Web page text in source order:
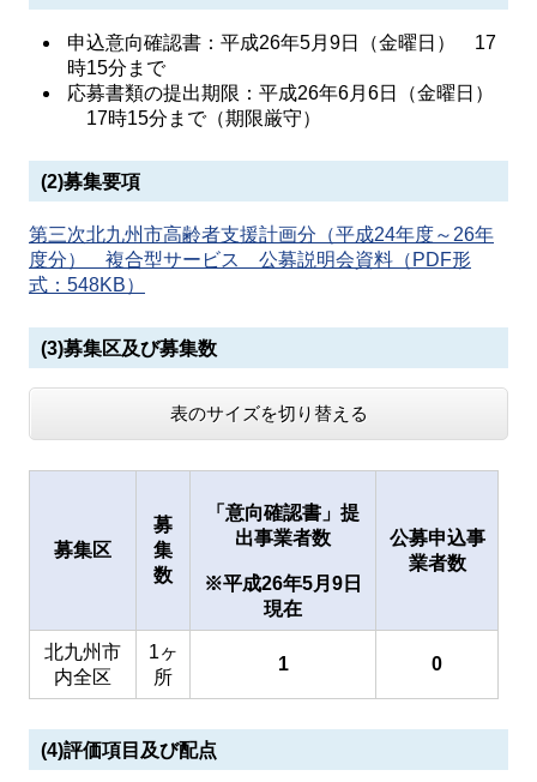
申込意向確認書：平成26年5月9日（金曜日） 17
時15分まで
応募書類の提出期限：平成26年6月6日（金曜日）
17時15分まで（期限厳守）
(2)募集要項
第三次北九州市高齢者支援計画分（平成24年度～26年
度分） 複合型サービス 公募説明会資料（PDF形
式：548KB）
(3)募集区及び募集数
表のサイズを切り替える
募集区
募
集
数
「意向確認書」提
出事業者数
※平成26年5月9日
現在
公募申込事
業者数
北九州市
内全区
1ヶ
所
1 0
(4)評価項目及び配点